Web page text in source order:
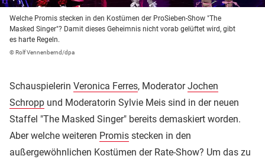
Welche Promis stecken in den Kostümen der ProSieben-Show "The
Masked Singer"? Damit dieses Geheimnis nicht vorab gelüftet wird, gibt
es harte Regeln.
© Rolf Vennenbernd/dpa
Schauspielerin Veronica Ferres, ModeratorJochen
Schropp und Moderatorin Sylvie Meis sind in der neuen
Staffel "The Masked Singer" bereits demaskiert worden.
Aber welche weiteren Promis stecken in den
außergewöhnlichen Kostümen der Rate-Show? Um das zu